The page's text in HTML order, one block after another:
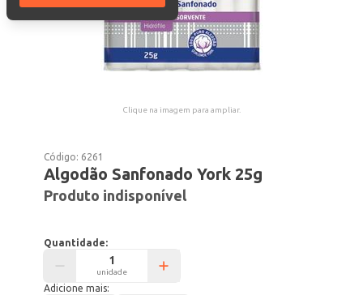
Clique na imagem para ampliar.
Código: 6261
Algodão Sanfonado York 25g
Produto indisponível
Quantidade:
unidade
Adicione mais: